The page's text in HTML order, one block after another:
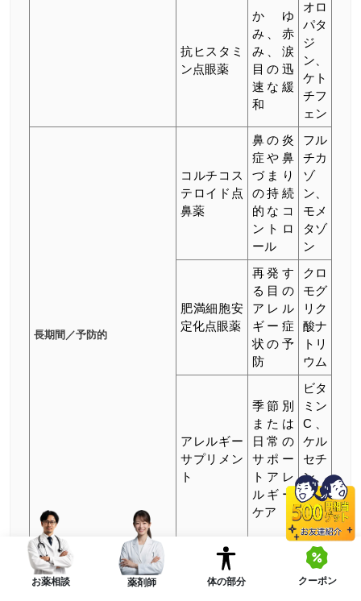
抗ヒスタミ
ン点眼薬
かゆ
み、赤
み、涙
目の迅
速な緩
和
オロ
パタ
ジ
ン、
ケト
チフ
ェン
長期間／予防的
コルチコス
テロイド点
鼻薬
鼻の炎
症や鼻
づまり
の持続
的なコ
ントロ
ール
フル
チカ
ゾ
ン、
モメ
タゾ
ン
肥満細胞安
定化点眼薬
再発す
る目の
アレル
ギー症
状の予
防
クロ
モグ
リク
酸ナ
トリ
ウム
アレルギー
サプリメン
ト
季節別
または
日常の
サポー
トアレ
ルギー
ケア
ビタ
ミン
C、
ケル
セチ
ン、
バタ
ーバ
ー
季節性および環境的な曝露
お薬相談 薬剤師 体の部分 クーポン